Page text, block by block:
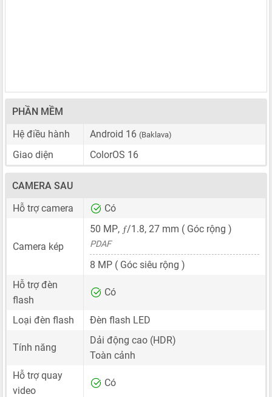
PHẦN MỀM
Hệ điều hành
Android 16 (Baklava)
Giao diện ColorOS 16
CAMERA SAU
Hỗ trợ camera
Có
Camera kép
50 MP, ƒ/1.8, 27 mm ( Góc rộng )
PDAF
8 MP ( Góc siêu rộng )
Hỗ trợ đèn
flash
Có
Loại đèn flash Đèn flash LED
Tính năng
Dải động cao (HDR)
Toàn cảnh
Hỗ trợ quay
video
Có